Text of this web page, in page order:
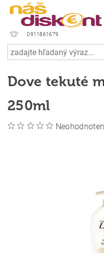
0911861679
Dove tekuté
250ml